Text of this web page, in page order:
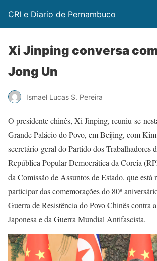
CRI e Diario de Pernambuco
Xi Jinping conversa
Jong Un
Ismael Lucas S. Pereira
O presidente chinês, Xi Jinping, reuniu-se
Grande Palácio do Povo, em Beijing, com
secretário-geral do Partido dos Trabalhadores
República Popular Democrática da Coreia
da Comissão de Assuntos de Estado, que está
participar das comemorações do 80º
Guerra de Resistência do Povo Chinês contra
Japonesa e da Guerra Mundial Antifascista.